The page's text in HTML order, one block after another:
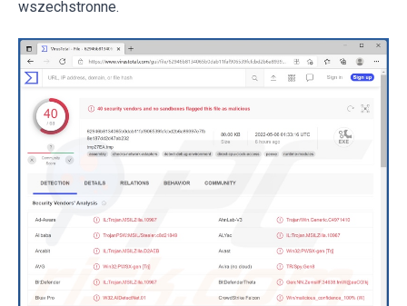
wszechstronne.